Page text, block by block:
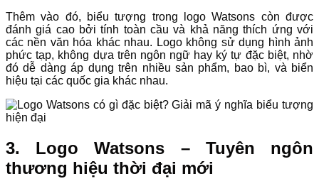
Thêm vào đó, biểu tượng trong logo Watsons còn được
đánh giá cao bởi tính toàn cầu và khả năng thích ứng với
các nền văn hóa khác nhau. Logo không sử dụng hình ảnh
phức tạp, không dựa trên ngôn ngữ hay ký tự đặc biệt, nhờ
đó dễ dàng áp dụng trên nhiều sản phẩm, bao bì, và biển
hiệu tại các quốc gia khác nhau.
3. Logo Watsons – Tuyên ngôn
thương hiệu thời đại mới